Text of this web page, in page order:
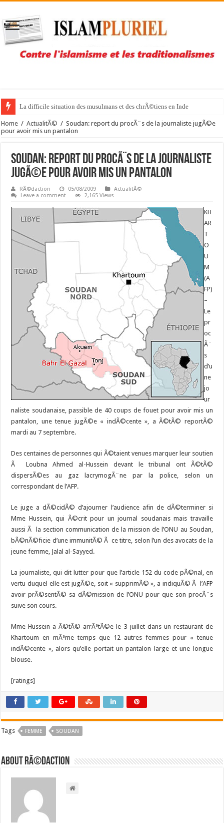
La difficile situation des musulmans et des chrÃ©tiens en Inde
Home / ActualitÃ© / Soudan: report du procÃ¨s de la journaliste jugÃ©e
pour avoir mis un pantalon
Soudan: report du procÃ¨s de la journaliste
jugÃ©e pour avoir mis un pantalon
RÃ©daction 05/08/2009
ActualitÃ©
Leave a comment
2,165 Views
KH
AR
T
O
U
M
(A
FP)
–
Le
pr
oc
Ã¨
s
d’u
ne
jo
ur
naliste soudanaise, passible de 40 coups de fouet pour avoir mis un
pantalon, une tenue jugÃ©e « indÃ©cente », a Ã©tÃ© reportÃ©
mardi au 7 septembre.
Des centaines de personnes qui Ã©taient venues marquer leur soutien
Ã Loubna Ahmed al-Hussein devant le tribunal ont Ã©tÃ©
dispersÃ©es au gaz lacrymogÃ¨ne par la police, selon un
correspondant de l’AFP.
Le juge a dÃ©cidÃ© d’ajourner l’audience afin de dÃ©terminer si
Mme Hussein, qui Ã©crit pour un journal soudanais mais travaille
aussi Ã la section communication de la mission de l’ONU au Soudan,
bÃ©nÃ©ficie d’une immunitÃ© Ã ce titre, selon l’un des avocats de la
jeune femme, Jalal al-Sayyed.
La journaliste, qui dit lutter pour que l’article 152 du code pÃ©nal, en
vertu duquel elle est jugÃ©e, soit « supprimÃ© », a indiquÃ© Ã l’AFP
avoir prÃ©sentÃ© sa dÃ©mission de l’ONU pour que son procÃ¨s
suive son cours.
Mme Hussein a Ã©tÃ© arrÃªtÃ©e le 3 juillet dans un restaurant de
Khartoum en mÃªme temps que 12 autres femmes pour « tenue
indÃ©cente », alors qu’elle portait un pantalon large et une longue
blouse.
[ratings]
Tags FEMME SOUDAN
About RÃ©daction